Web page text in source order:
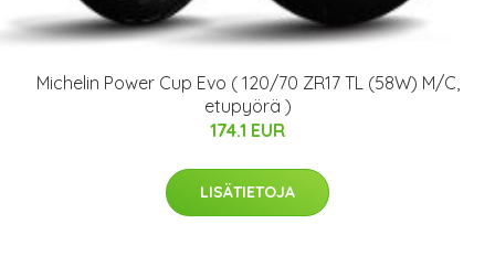
Michelin Power Cup Evo ( 120/70 ZR17 TL (58W) M/C,
etupyörä )
174.1 EUR
LISÄTIETOJA